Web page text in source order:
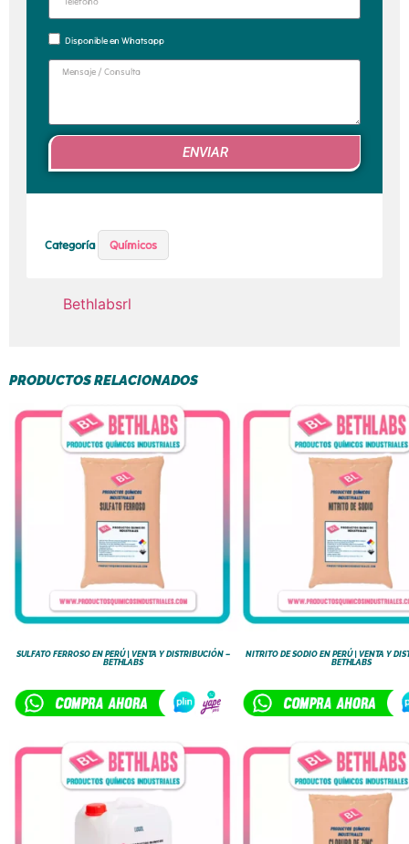
Disponible en Whatsapp
ENVIAR
Categoría Químicos
Bethlabsrl
PRODUCTOS RELACIONADOS
SULFATO FERROSO EN PERÚ | VENTA Y DISTRIBUCIÓN –
BETHLABS
NITRITO DE SODIO EN PERÚ | VENTA Y
BETHLABS